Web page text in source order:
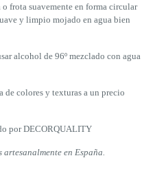
frota suavemente en forma circular
y limpio mojado en agua bien
alcohol de 96º mezclado con agua
de colores y texturas a un precio
por DECORQUALITY
en España.